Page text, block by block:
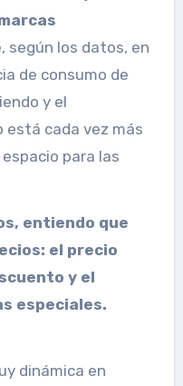
según los datos, en
de consumo de
y el
cada vez más
para las
entiendo que
el precio
y el
especiales.
dinámica en